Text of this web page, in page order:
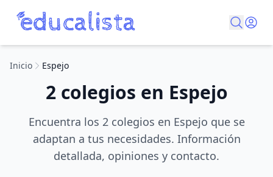
Inicio Espejo
2 colegios en Espejo
Encuentra los 2 colegios en Espejo que se
adaptan a tus necesidades. Información
detallada, opiniones y contacto.